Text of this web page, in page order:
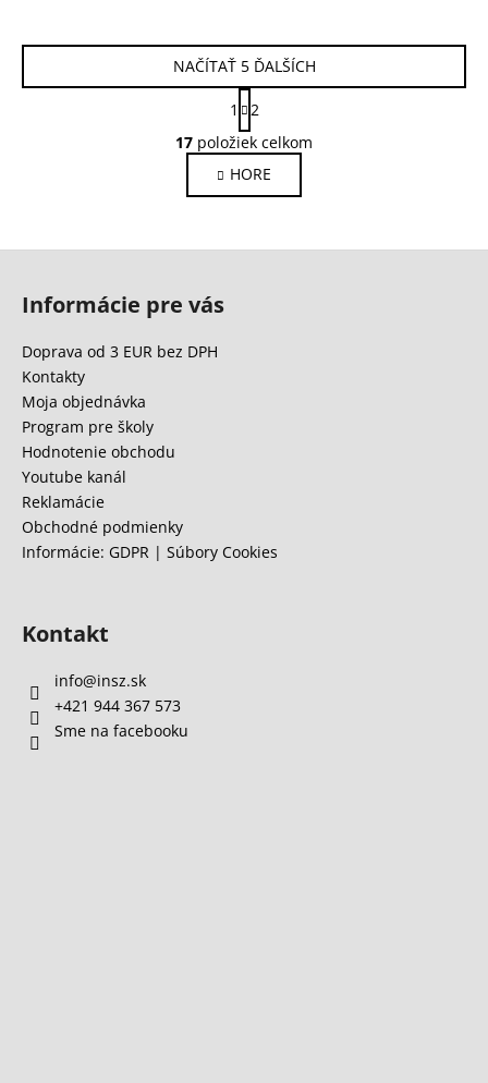
O
v
l
á
a
s
NAČÍTAŤ 5 ĎALŠÍCH
S
t
r
á
n
k
1
2
17 položiek celkom
HORE
Informácie pre vás
Doprava od 3 EUR bez DPH
Kontakty
Moja objednávka
Program pre školy
Hodnotenie obchodu
Youtube kanál
Reklamácie
Obchodné podmienky
Informácie: GDPR | Súbory Cookies
Kontakt
info@insz.sk
+421 944 367 573
Sme na facebooku